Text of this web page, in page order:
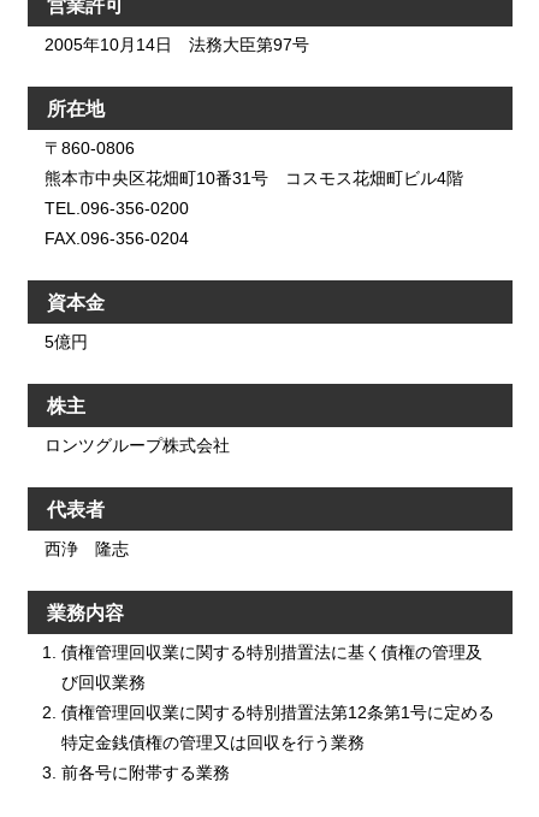
営業許可
2005年10月14日 法務大臣第97号
所在地
〒860-0806
熊本市中央区花畑町10番31号 コスモス花畑町ビル4階
TEL.096-356-0200
FAX.096-356-0204
資本金
5億円
株主
ロンツグループ株式会社
代表者
西浄 隆志
業務内容
債権管理回収業に関する特別措置法に基く債権の管理及
び回収業務
債権管理回収業に関する特別措置法第12条第1号に定める
特定金銭債権の管理又は回収を行う業務
前各号に附帯する業務